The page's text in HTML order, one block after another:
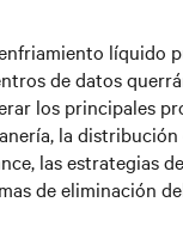
líquido
de datos
los principales
la
las estrategias
de eliminación